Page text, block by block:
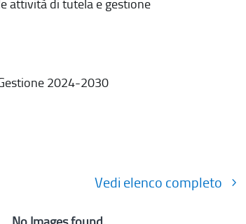
attività di tutela e gestione
2024-2030
Vedi elenco completo